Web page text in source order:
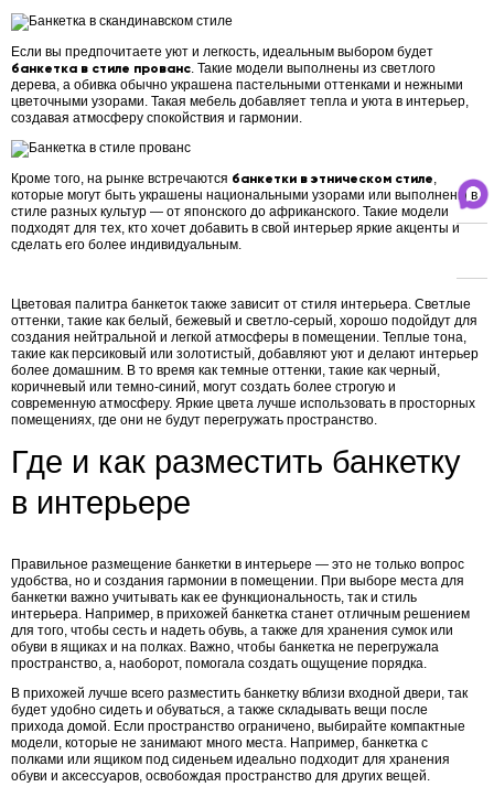
Если вы предпочитаете уют и легкость, идеальным выбором будет
банкетка в стиле прованс. Такие модели выполнены из светлого
дерева, а обивка обычно украшена пастельными оттенками и нежными
цветочными узорами. Такая мебель добавляет тепла и уюта в интерьер,
создавая атмосферу спокойствия и гармонии.
Кроме того, на рынке встречаются банкетки в этническом стиле,
которые могут быть украшены национальными узорами или выполнены в
стиле разных культур — от японского до африканского. Такие модели
подходят для тех, кто хочет добавить в свой интерьер яркие акценты и
сделать его более индивидуальным.
Цветовая палитра банкеток также зависит от стиля интерьера. Светлые
оттенки, такие как белый, бежевый и светло-серый, хорошо подойдут для
создания нейтральной и легкой атмосферы в помещении. Теплые тона,
такие как персиковый или золотистый, добавляют уют и делают интерьер
более домашним. В то время как темные оттенки, такие как черный,
коричневый или темно-синий, могут создать более строгую и
современную атмосферу. Яркие цвета лучше использовать в просторных
помещениях, где они не будут перегружать пространство.
Где и как разместить банкетку
в интерьере
Правильное размещение банкетки в интерьере — это не только вопрос
удобства, но и создания гармонии в помещении. При выборе места для
банкетки важно учитывать как ее функциональность, так и стиль
интерьера. Например, в прихожей банкетка станет отличным решением
для того, чтобы сесть и надеть обувь, а также для хранения сумок или
обуви в ящиках и на полках. Важно, чтобы банкетка не перегружала
пространство, а, наоборот, помогала создать ощущение порядка.
В прихожей лучше всего разместить банкетку вблизи входной двери, так
будет удобно сидеть и обуваться, а также складывать вещи после
прихода домой. Если пространство ограничено, выбирайте компактные
модели, которые не занимают много места. Например, банкетка с
полками или ящиком под сиденьем идеально подходит для хранения
обуви и аксессуаров, освобождая пространство для других вещей.